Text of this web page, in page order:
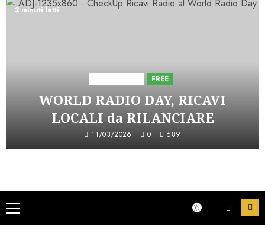
3 minuti letti
FREE
WORLD RADIO DAY, RICAVI
LOCALI da RILANCIARE
11/03/2026 0 689
Menu
principale